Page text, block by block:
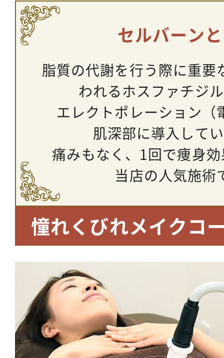
セルバーン
脂質の代謝を行う際に重要
われるホスファチジ
エレクトポレーション（
肌深部に導入して
痛みもなく、1回で痩身
当店の人気施術
憧れくびれメイクコ